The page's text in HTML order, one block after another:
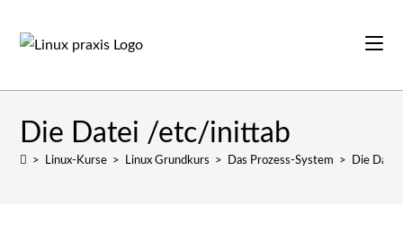
Inhalt
Die Datei /etc/inittab
> Linux-Kurse > Linux Grundkurs > Das Prozess-System > Die